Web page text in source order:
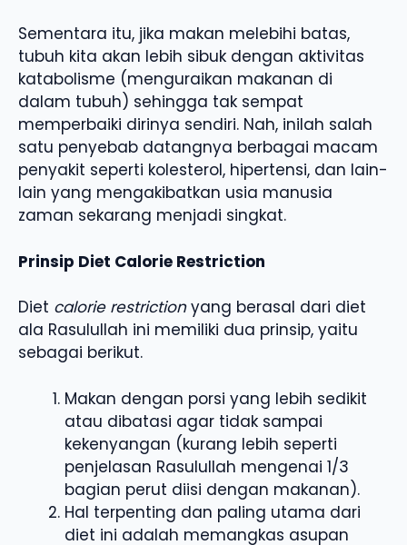
Sementara itu, jika makan melebihi batas,
tubuh kita akan lebih sibuk dengan aktivitas
katabolisme (menguraikan makanan di
dalam tubuh) sehingga tak sempat
memperbaiki dirinya sendiri. Nah, inilah salah
satu penyebab datangnya berbagai macam
penyakit seperti kolesterol, hipertensi, dan lain-
lain yang mengakibatkan usia manusia
zaman sekarang menjadi singkat.
Prinsip Diet Calorie Restriction
Diet calorie restrictionyang berasal dari diet
ala Rasulullah ini memiliki dua prinsip, yaitu
sebagai berikut.
Makan dengan porsi yang lebih sedikit
atau dibatasi agar tidak sampai
kekenyangan (kurang lebih seperti
penjelasan Rasulullah mengenai 1/3
bagian perut diisi dengan makanan).
Hal terpenting dan paling utama dari
diet ini adalah memangkas asupan